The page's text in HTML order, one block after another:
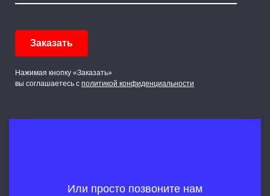
Нажимая кнопку «Заказать»
вы соглашаетесь с политикой конфиденциальности
Или просто позвоните нам